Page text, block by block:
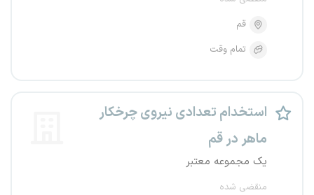
قم
تمام وقت
استخدام تعدادی نیروی چرخکار
ماهر در قم
یک مجموعه معتبر
منقضی شده